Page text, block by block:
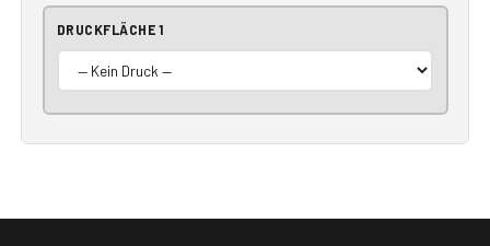
DRUCKFLÄCHE 1